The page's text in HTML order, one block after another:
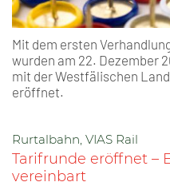
Mit dem ersten
wurden am 22. Dezember
mit der Westfälischen
eröffnet.
Rurtalbahn, VIAS Rail
Tarifrunde eröffnet –
vereinbart